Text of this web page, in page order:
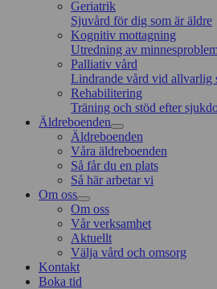
Geriatrik
Sjuvård för dig som är äldre
Kognitiv mottagning
Utredning av
Palliativ vård
Lindrande vård vid allvarlig
Rehabilitering
Träning och stöd efter
Äldreboenden
Äldreboenden
Våra äldreboenden
Så får du en plats
Så här arbetar vi
Om oss
Om oss
Vår verksamhet
Aktuellt
Välja vård och omsorg
Kontakt
Boka tid